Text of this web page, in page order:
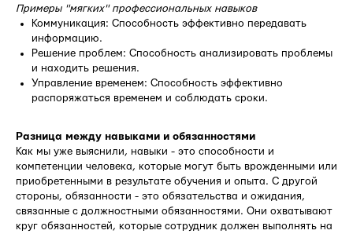
Примеры "мягких" профессиональных навыков
Коммуникация: Способность эффективно передавать
информацию.
Решение проблем: Способность анализировать проблемы
и находить решения.
Управление временем: Способность эффективно
распоряжаться временем и соблюдать сроки.
Разница между навыками и обязанностями
Как мы уже выяснили, навыки - это способности и
компетенции человека, которые могут быть врожденными или
приобретенными в результате обучения и опыта. С другой
стороны, обязанности - это обязательства и ожидания,
связанные с должностными обязанностями. Они охватывают
круг обязанностей, которые сотрудник должен выполнять на